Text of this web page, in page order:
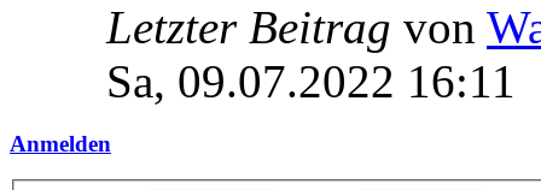
Letzter Beitrag von
Sa, 09.07.2022 16:11
Anmelden